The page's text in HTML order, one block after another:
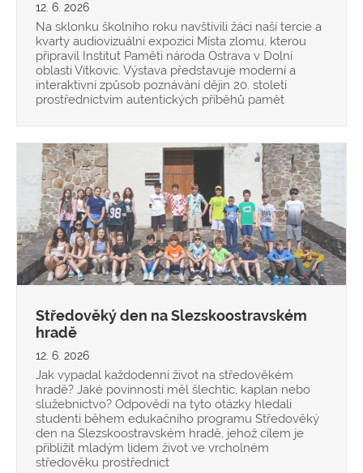
12. 6. 2026
Na sklonku školního roku navštívili žáci naší tercie a
kvarty audiovizuální expozici Místa zlomu, kterou
připravil Institut Paměti národa Ostrava v Dolní
oblasti Vítkovic. Výstava představuje moderní a
interaktivní způsob poznávání dějin 20. století
prostřednictvím autentických příběhů pamět
Středověký den na Slezskoostravském
hradě
12. 6. 2026
Jak vypadal každodenní život na středověkém
hradě? Jaké povinnosti měl šlechtic, kaplan nebo
služebnictvo? Odpovědi na tyto otázky hledali
studenti během edukačního programu Středověký
den na Slezskoostravském hradě, jehož cílem je
přiblížit mladým lidem život ve vrcholném
středověku prostřednict